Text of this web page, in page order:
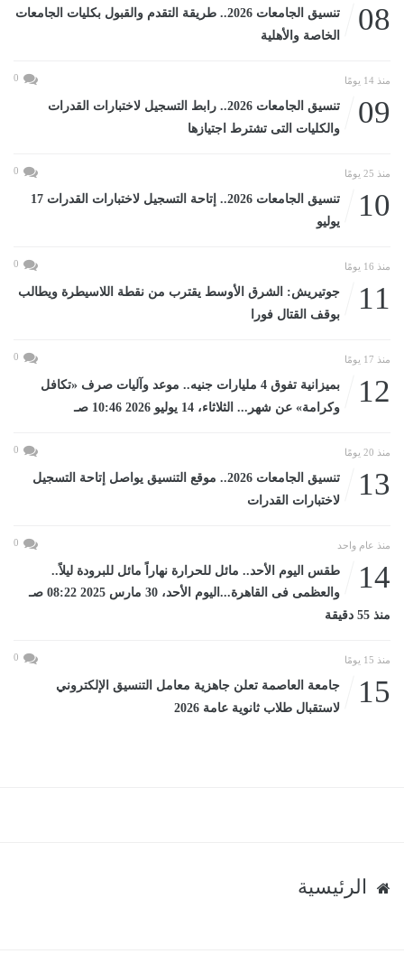
08
تنسيق الجامعات 2026.. طريقة التقدم والقبول بكليات الجامعات
الخاصة والأهلية
منذ 14 يومًا 0
09
تنسيق الجامعات 2026.. رابط التسجيل لاختبارات القدرات
والكليات التى تشترط اجتيازها
منذ 25 يومًا 0
10
تنسيق الجامعات 2026.. إتاحة التسجيل لاختبارات القدرات 17
يوليو
منذ 16 يومًا 0
11
جوتيريش: الشرق الأوسط يقترب من نقطة اللاسيطرة ويطالب
بوقف القتال فورا
منذ 17 يومًا 0
12
بميزانية تفوق 4 مليارات جنيه.. موعد وآليات صرف «تكافل
وكرامة» عن شهر... الثلاثاء، 14 يوليو 2026 10:46 صـ
منذ 20 يومًا 0
13
تنسيق الجامعات 2026.. موقع التنسيق يواصل إتاحة التسجيل
لاختبارات القدرات
منذ عام واحد 0
14
طقس اليوم الأحد.. مائل للحرارة نهاراً مائل للبرودة ليلاً..
والعظمى فى القاهرة...اليوم الأحد، 30 مارس 2025 08:22 صـ
منذ 55 دقيقة
منذ 15 يومًا 0
15
جامعة العاصمة تعلن جاهزية معامل التنسيق الإلكتروني
لاستقبال طلاب ثانوية عامة 2026
الرئيسية